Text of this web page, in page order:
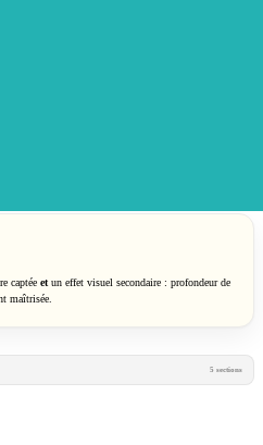
captée et un effet visuel secondaire : profondeur de
maîtrisée.
5 sections